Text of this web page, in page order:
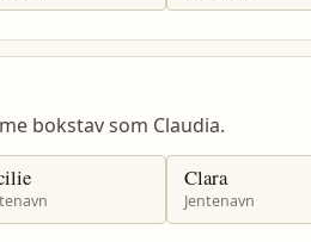
bokstav som Claudia.
Clara
Jentenavn